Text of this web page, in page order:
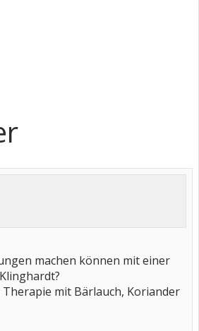
machen können mit einer
mit Bärlauch, Koriander